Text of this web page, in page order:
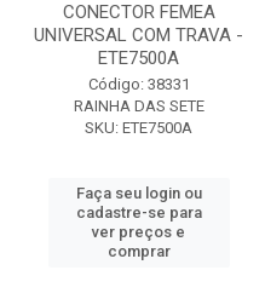
CONECTOR FEMEA
UNIVERSAL COM TRAVA -
ETE7500A
Código: 38331
RAINHA DAS SETE
SKU: ETE7500A
Faça seu login ou
cadastre-se para
ver preços e
comprar